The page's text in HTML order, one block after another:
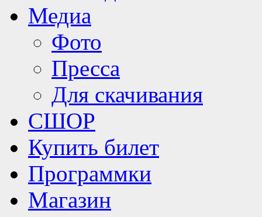
Медиа
Фото
Пресса
Для скачивания
СШОР
Купить билет
Программки
Магазин